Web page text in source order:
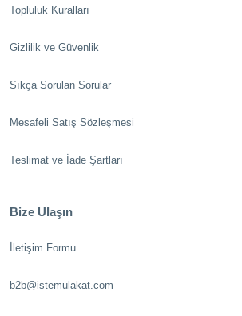
Topluluk Kuralları
Gizlilik ve Güvenlik
Sıkça Sorulan Sorular
Mesafeli Satış Sözleşmesi
Teslimat ve İade Şartları
Bize Ulaşın
İletişim Formu
b2b@istemulakat.com